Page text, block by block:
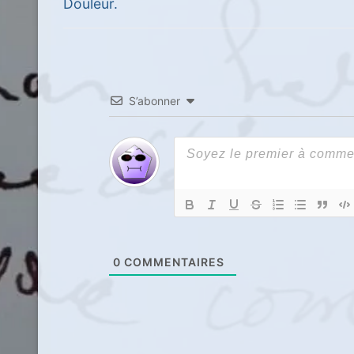
de
Douleur.
S’abonner
0 COMMENTAIRES